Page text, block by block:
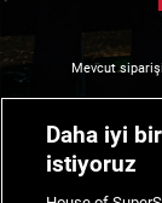
Mevcut
Daha iyi
istiyoruz